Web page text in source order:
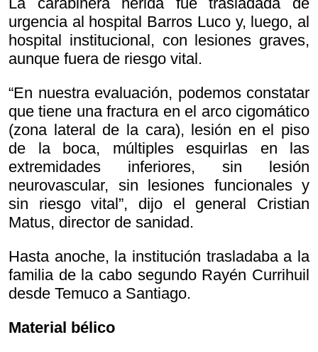
urgencia al hospital Barros Luco y, luego, al
hospital institucional, con lesiones graves,
aunque fuera de riesgo vital.
“En nuestra evaluación, podemos constatar
que tiene una fractura en el arco cigomático
(zona lateral de la cara), lesión en el piso
de la boca, múltiples esquirlas en las
extremidades inferiores, sin lesión
neurovascular, sin lesiones funcionales y
sin riesgo vital”, dijo el general Cristian
Matus, director de sanidad.
Hasta anoche, la institución trasladaba a la
familia de la cabo segundo Rayén Currihuil
desde Temuco a Santiago.
Material bélico